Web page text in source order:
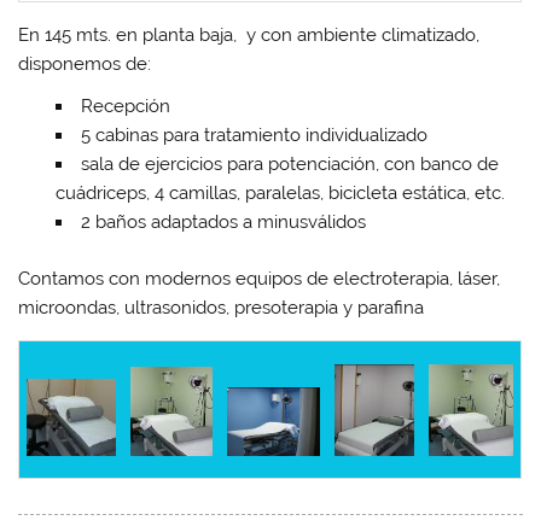
En 145 mts. en planta baja, y con ambiente climatizado,
disponemos de:
Recepción
5 cabinas para tratamiento individualizado
sala de ejercicios para potenciación, con banco de
cuádriceps, 4 camillas, paralelas, bicicleta estática, etc.
2 baños adaptados a minusválidos
Contamos con modernos equipos de electroterapia, láser,
microondas, ultrasonidos, presoterapia y parafina